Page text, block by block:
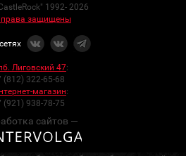
1992- 2026
права защищены
Лиговский 47:
(812) 322-65-68
магазин:
(921) 938-78-75
сайтов —